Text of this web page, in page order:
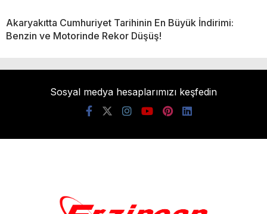
Akaryakıtta Cumhuriyet Tarihinin En Büyük İndirimi:
Benzin ve Motorinde Rekor Düşüş!
Sosyal medya hesaplarımızı keşfedin